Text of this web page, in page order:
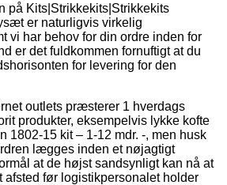
på Kits|Strikkekits|Strikkekits
er naturligvis virkelig
vi har behov for din ordre inden for
er det fuldkommen fornuftigt at du
for levering for den
outlets præsterer 1 hverdags
produkter, eksempelvis lykke kofte
1802-15 kit – 1-12 mdr. -, men husk
lægges inden et nøjagtigt
at de højst sandsynligt kan nå at
afsted før logistikpersonalet holder